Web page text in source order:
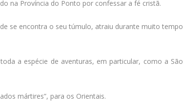
na Província do Ponto por confessar a fé cristã.
se encontra o seu túmulo, atraiu durante muito tempo
a espécie de aventuras, em particular, como a São
mártires”, para os Orientais.